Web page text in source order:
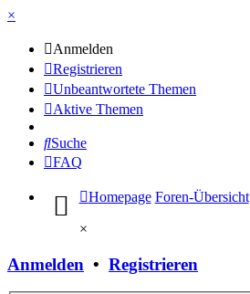
×
Anmelden
Registrieren
Unbeantwortete Themen
Aktive Themen
Suche
FAQ
Homepage Foren-Übersicht
×
Anmelden • Registrieren